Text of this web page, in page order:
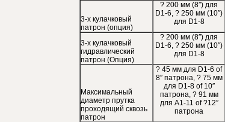
3-х кулачковый
патрон (опция)
? 200 мм (8″) для
D1-6, ? 250 мм (10″)
для D1-8
3-х кулачковый
гидравлический
патрон (Опция)
? 200 мм (8″) для
D1-6, ? 250 мм (10″)
для D1-8
Максимальный
диаметр прутка
проходящий сквозь
патрон
? 45 мм для D1-6 of
8″ патрона, ? 75 мм
для D1-8 of 10″
патрона, ? 91 мм
для A1-11 of ?12″
патрона